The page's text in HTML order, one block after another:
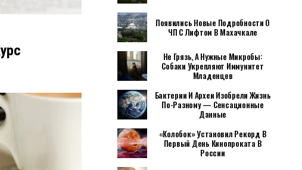
Появились Новые Подробности О
ЧП С Лифтом В Махачкале
Не Грязь, А Нужные Микробы:
Собаки Укрепляют Иммунитет
Младенцев
Бактерии И Археи Изобрели Жизнь
По-Разному — Сенсационные
Данные
«Колобок» Установил Рекорд В
Первый День Кинопроката В
России